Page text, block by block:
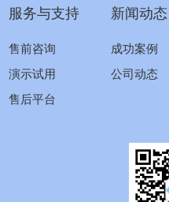
服务与支持
售前咨询
演示试用
售后平台
新闻动态
成功案例
公司动态